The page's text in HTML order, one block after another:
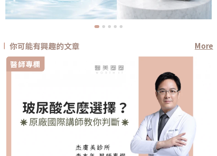
你可能有興趣的文章
More
醫師專欄